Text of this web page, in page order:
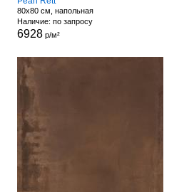
80x80 см, напольная
Наличие: по запросу
6928р/м²